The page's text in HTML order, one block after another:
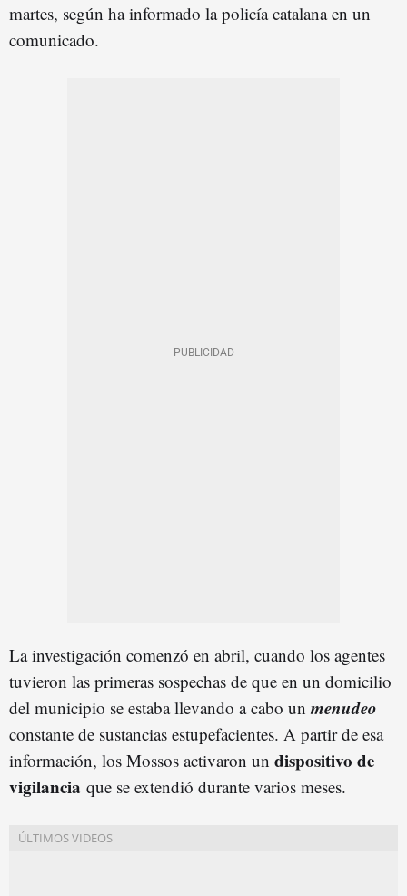
martes, según ha informado la policía catalana en un
comunicado.
La investigación comenzó en abril, cuando los agentes
tuvieron las primeras sospechas de que en un domicilio
del municipio se estaba llevando a cabo un menudeo
constante de sustancias estupefacientes. A partir de esa
información, los Mossos activaron un dispositivo de
vigilancia que se extendió durante varios meses.